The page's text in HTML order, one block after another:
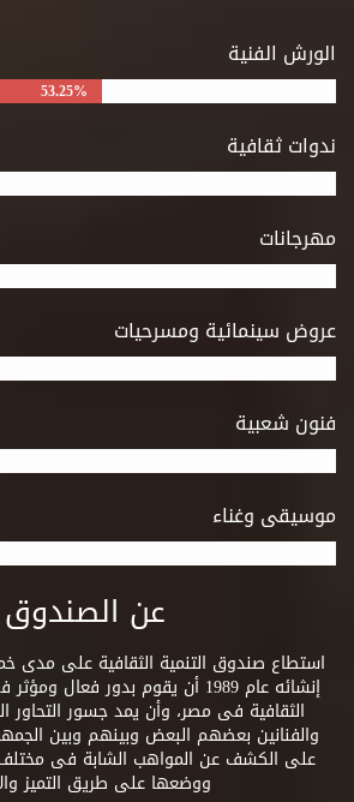
الورش الفنية
53.25%
ندوات ثقافية
مهرجانات
عروض سينمائية ومسرحيات
فنون شعبية
موسيقى وغناء
عن الصندوق
استطاع صندوق التنمية الثقافية على مدى
إنشائه عام 1989 أن يقوم بدور
الثقافية فى مصر، وأن يمد جسور التحاور
والفنانين بعضهم البعض وبينهم وبين
على الكشف عن المواهب الشابة فى
ووضعها على طريق التميز